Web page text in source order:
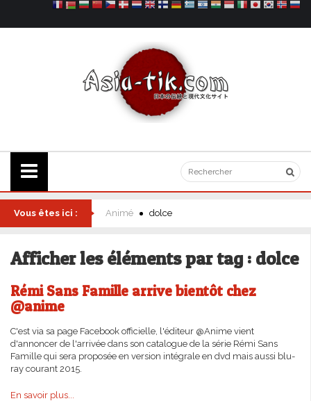
Vous êtes ici : Animé dolce
Afficher les éléments par tag : dolce
Rémi Sans Famille arrive bientôt chez
@anime
C'est via sa page Facebook officielle, l'éditeur @Anime vient
d'annoncer de l'arrivée dans son catalogue de la série Rémi Sans
Famille qui sera proposée en version intégrale en dvd mais aussi blu-
ray courant 2015.
En savoir plus...